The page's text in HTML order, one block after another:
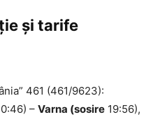
și tarife
461 (461/9623):
– Varna (sosire 19:56),